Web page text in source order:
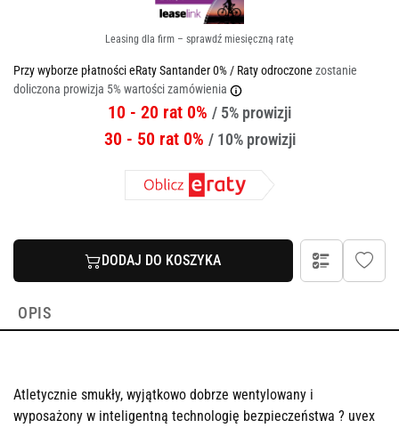
Leasing dla firm – sprawdź miesięczną ratę
Przy wyborze płatności eRaty Santander 0% / Raty odroczone zostanie
doliczona prowizja 5% wartości zamówienia
10 - 20 rat 0% / 5% prowizji
30 - 50 rat 0% / 10% prowizji
DODAJ DO KOSZYKA
OPIS
Atletycznie smukły, wyjątkowo dobrze wentylowany i
wyposażony w inteligentną technologię bezpieczeństwa ? uvex